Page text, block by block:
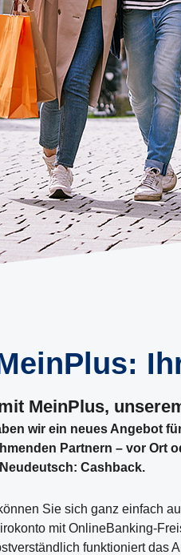
MeinPlus,
wir ein neues Angebot
Partnern – vor Ort
Cashback.
Sie sich ganz einfach
mit OnlineBanking-
funktioniert das